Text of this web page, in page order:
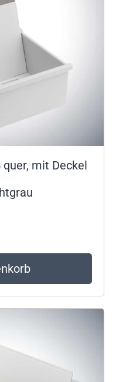
mit Deckel